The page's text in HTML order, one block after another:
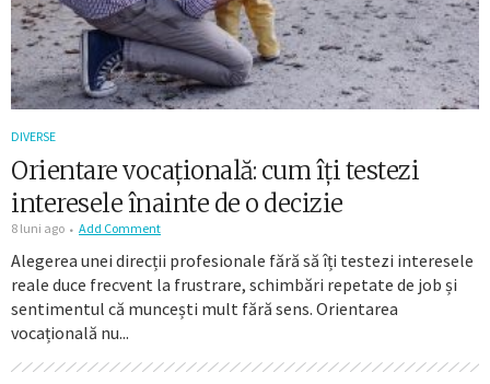
DIVERSE
Orientare vocațională: cum îți testezi
interesele înainte de o decizie
8 luni ago Add Comment
Alegerea unei direcții profesionale fără să îți testezi interesele
reale duce frecvent la frustrare, schimbări repetate de job și
sentimentul că muncești mult fără sens. Orientarea
vocațională nu...